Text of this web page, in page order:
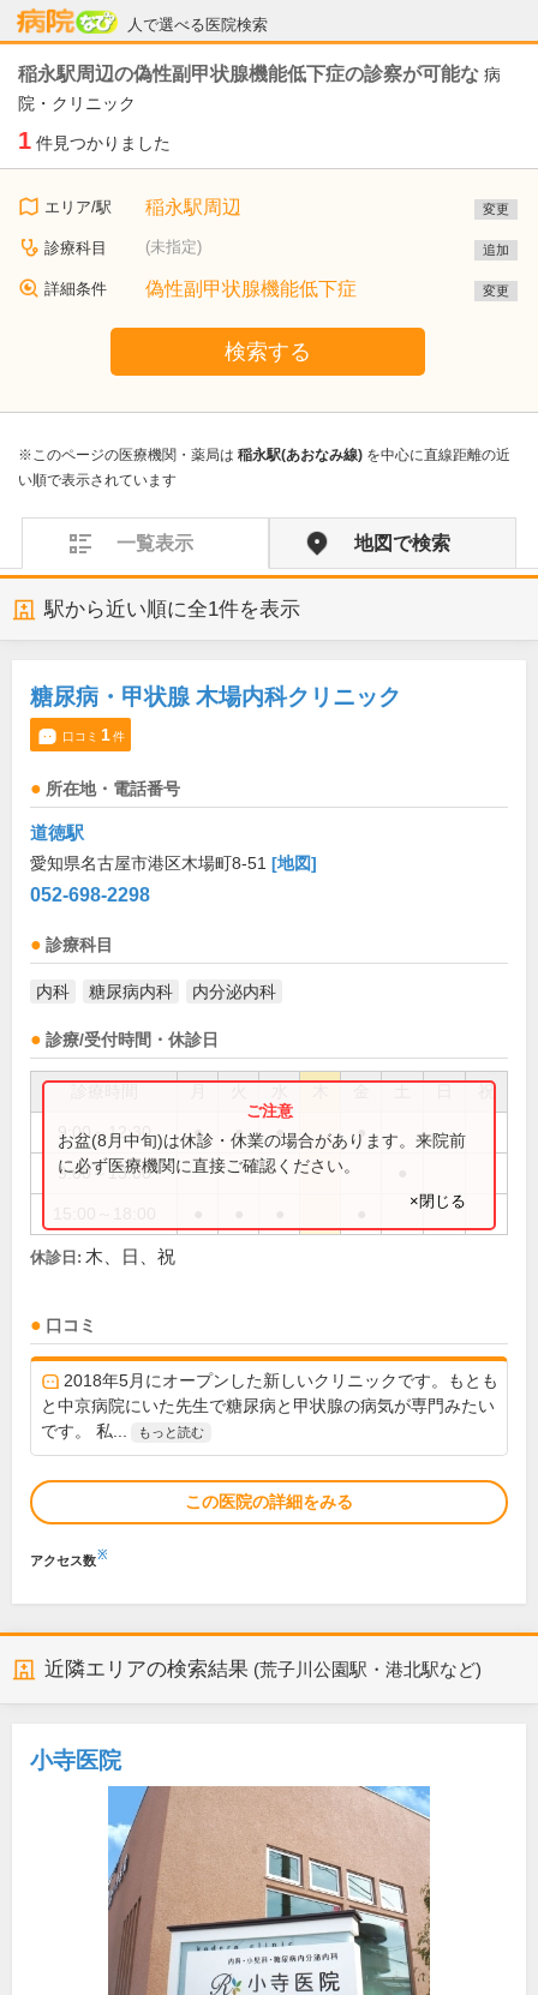
人で選べる医院検索
病院なび
稲永駅周辺の偽性副甲状腺機能低下症の診察が可能な 病
院・クリニック
1 件見つかりました
エリア/駅 稲永駅周辺 変更
診療科目 (未指定) 追加
詳細条件 偽性副甲状腺機能低下症 変更
検索する
※このページの医療機関・薬局は 稲永駅(あおなみ線) を中心に直線距離の近
い順で表示されています
一覧表示 地図で検索
駅から近い順に全1件を表示
糖尿病・甲状腺 木場内科クリニック
口コミ 1件
所在地・電話番号
道徳駅
愛知県名古屋市港区木場町8-51 [地図]
052-698-2298
診療科目
内科 糖尿病内科 内分泌内科
診療/受付時間・休診日
祝
9:00～12:30 ● ● ● ●
9:00～13:00
お盆(8月中旬)は休診・休業の場合があります。来院前
に必ず医療機関に直接ご確認ください。
×閉じる
休診日: 木、日、祝
口コミ
2018年5月にオープンした新しいクリニックです。もとも
と中京病院にいた先生で糖尿病と甲状腺の病気が専門みたい
です。 私...
もっと読む
この医院の詳細をみる
アクセス数※
近隣エリアの検索結果 (荒子川公園駅・港北駅など)
小寺医院